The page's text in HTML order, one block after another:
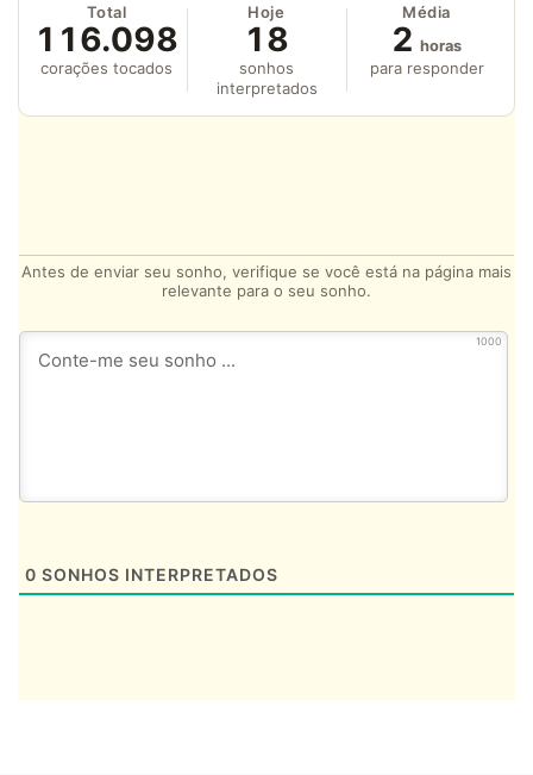
Total
116.098
corações tocados
Hoje
18
sonhos
interpretados
Média
2 horas
para responder
Antes de enviar seu sonho, verifique se você está na página mais
relevante para o seu sonho.
1000
0 SONHOS INTERPRETADOS